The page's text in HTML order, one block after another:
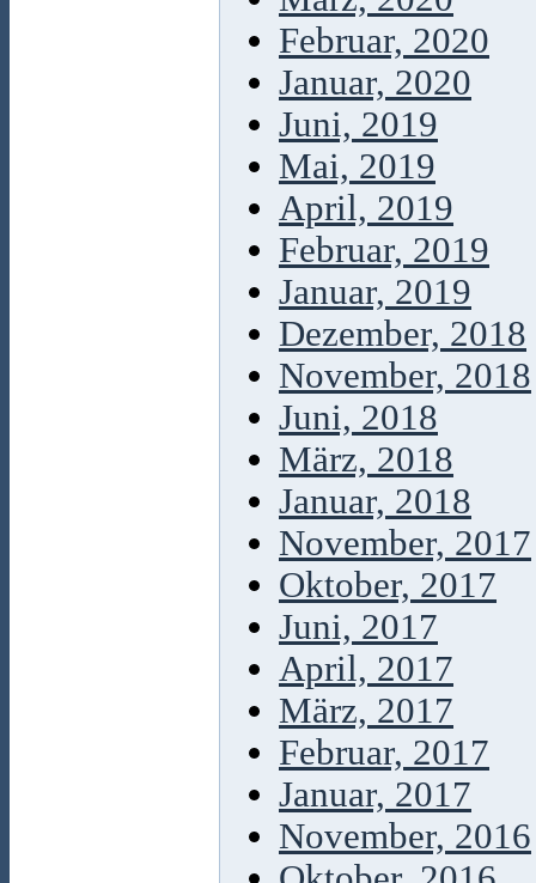
Februar, 2020
Januar, 2020
Juni, 2019
Mai, 2019
April, 2019
Februar, 2019
Januar, 2019
Dezember, 2018
November, 2018
Juni, 2018
März, 2018
Januar, 2018
November, 2017
Oktober, 2017
Juni, 2017
April, 2017
März, 2017
Februar, 2017
Januar, 2017
November, 2016